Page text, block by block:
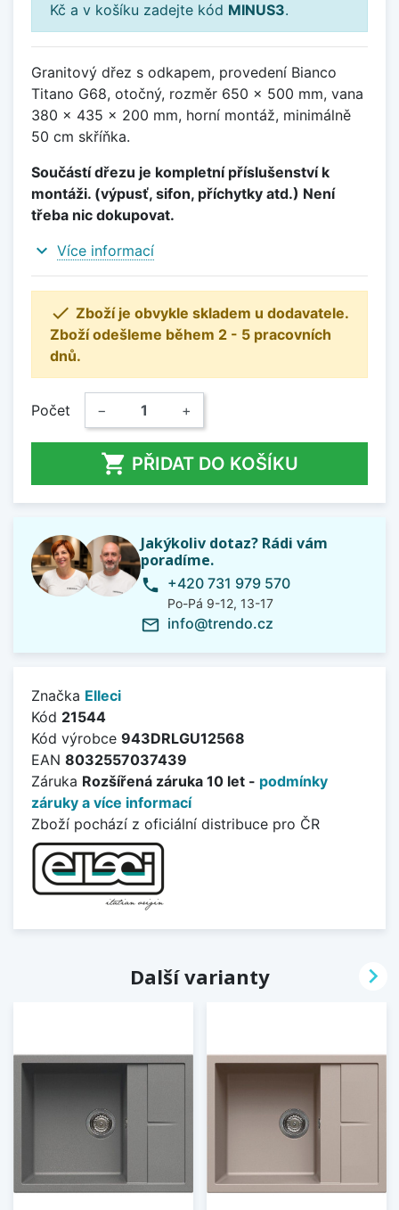
Kč a v košíku zadejte kód MINUS3.
Granitový dřez s odkapem, provedení Bianco
Titano G68, otočný, rozměr 650 x 500 mm, vana
380 x 435 x 200 mm, horní montáž, minimálně
50 cm skříňka.
Součástí dřezu je kompletní příslušenství k
montáži. (výpusť, sifon, příchytky atd.) Není
třeba nic dokupovat.
expand_more Více informací
 Zboží je obvykle skladem u dodavatele.
Zboží odešleme během 2 - 5 pracovních
dnů.
Počet − +
 PŘIDAT DO KOŠÍKU
Jakýkoliv dotaz? Rádi vám
poradíme.
phone +420 731 979 570
Po-Pá 9-12, 13-17
mail_outline info@trendo.cz
Značka Elleci
Kód 21544
Kód výrobce 943DRLGU12568
EAN 8032557037439
Záruka Rozšířená záruka 10 let - podmínky
záruky a více informací
Zboží pochází z oficiální distribuce pro ČR
Další varianty 